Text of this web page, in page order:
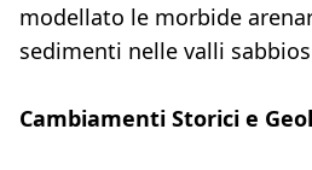
modellato le morbide
sedimenti nelle valli
Cambiamenti Storici e